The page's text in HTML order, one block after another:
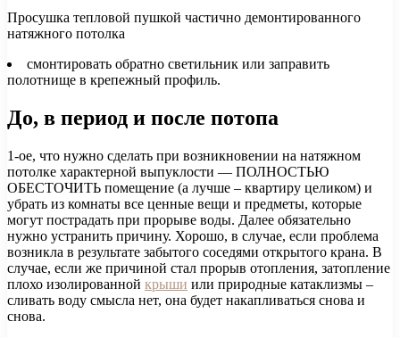
Просушка тепловой пушкой частично демонтированного
натяжного потолка
смонтировать обратно светильник или заправить
полотнище в крепежный профиль.
До, в период и после потопа
1-ое, что нужно сделать при возникновении на натяжном
потолке характерной выпуклости — ПОЛНОСТЬЮ
ОБЕСТОЧИТЬ помещение (а лучше – квартиру целиком) и
убрать из комнаты все ценные вещи и предметы, которые
могут пострадать при прорыве воды. Далее обязательно
нужно устранить причину. Хорошо, в случае, если проблема
возникла в результате забытого соседями открытого крана. В
случае, если же причиной стал прорыв отопления, затопление
плохо изолированной крыши или природные катаклизмы –
сливать воду смысла нет, она будет накапливаться снова и
снова.